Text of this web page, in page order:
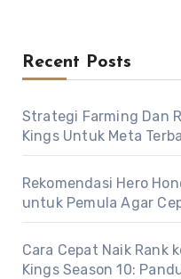
Recent Posts
Strategi Farming Dan
Kings Untuk Meta
Rekomendasi Hero
untuk Pemula Agar
Cara Cepat Naik Rank
Kings Season 10: